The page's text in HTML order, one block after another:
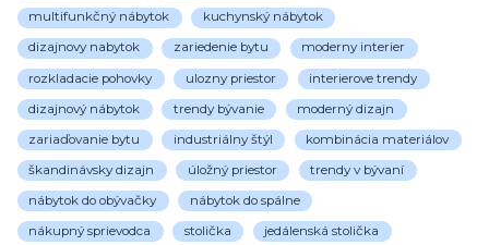
multifunkčný nábytok kuchynský nábytok
dizajnovy nabytok zariedenie bytu moderny interier
rozkladacie pohovky ulozny priestor interierove trendy
dizajnový nábytok trendy bývanie moderný dizajn
zariaďovanie bytu industriálny štýl kombinácia materiálov
škandinávsky dizajn úložný priestor trendy v bývaní
nábytok do obývačky nábytok do spálne
nákupný sprievodca stolička jedálenská stolička